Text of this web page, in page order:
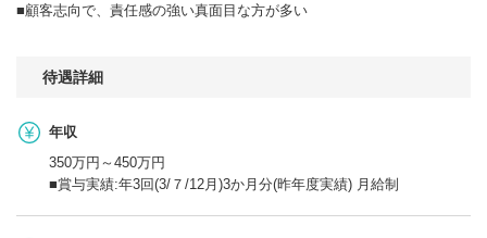
■顧客志向で、責任感の強い真面目な方が多い
待遇詳細
年収
350万円～450万円
■賞与実績:年3回(3/７/12月)3か月分(昨年度実績) 月給制